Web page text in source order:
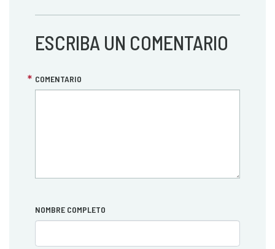
ESCRIBA UN COMENTARIO
COMENTARIO
NOMBRE COMPLETO